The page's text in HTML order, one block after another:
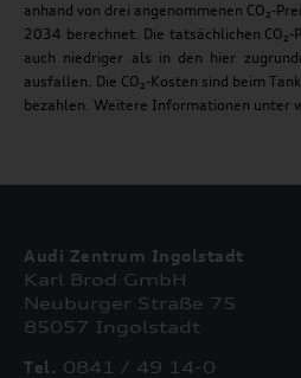
anhand von drei angenommenen CO₂-
2034 berechnet. Die tatsächlichen CO₂-
auch niedriger als in den hier
ausfallen. Die CO₂-Kosten sind beim
bezahlen. Weitere Informationen unter
Audi Zentrum Ingolstadt
Karl Brod GmbH
Neuburger Straße 75
85057 Ingolstadt
Tel. 0841 / 49 14-0